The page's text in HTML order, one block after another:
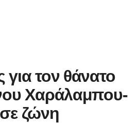
τον θάνατο
Χαράλαμπου-
ζώνη